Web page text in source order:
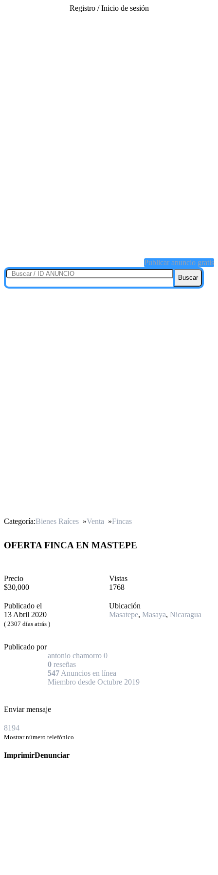
Registro / Inicio de sesión
Publicar anuncio gratis
Buscar
Categoría:Bienes Raíces »Venta »Fincas
OFERTA FINCA EN MASTEPE
Precio
$30,000
Vistas
1768
Publicado el
13 Abril 2020
( 2307 días atrás )
Ubicación
Masatepe, Masaya, Nicaragua
Publicado por
antonio chamorro 0
0 reseñas
547 Anuncios en línea
Miembro desde Octubre 2019
Enviar mensaje
8194
Mostrar número telefónico
ImprimirDenunciar